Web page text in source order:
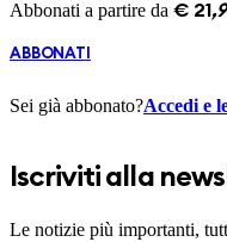
Abbonati a partire da € 21 ,
ABBONATI
Sei già abbonato?Accedi e
Iscriviti alla
Le notizie più importanti,